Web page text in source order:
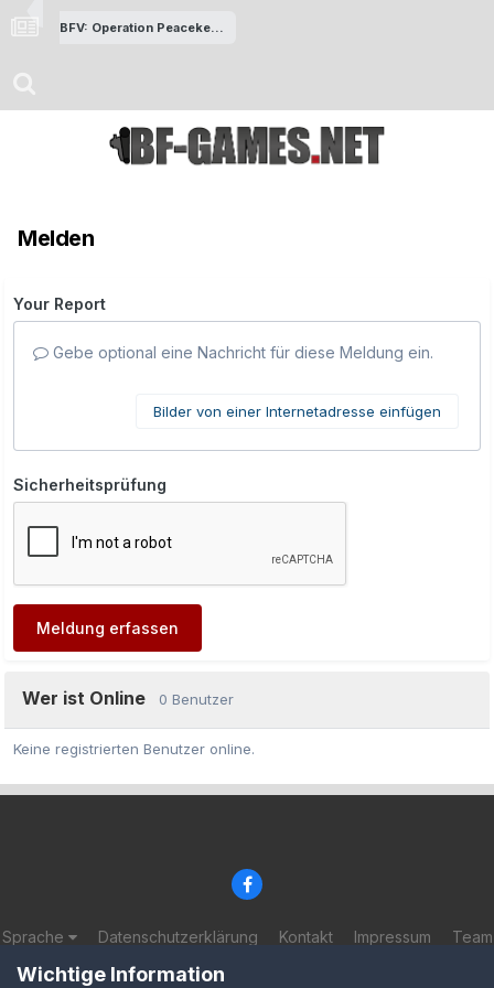
BFV: Operation Peacekeeper
Melden
Your Report
Gebe optional eine Nachricht für diese Meldung ein.
Bilder von einer Internetadresse einfügen
Sicherheitsprüfung
Meldung erfassen
Wer ist Online 0 Benutzer
Keine registrierten Benutzer online.
Sprache Datenschutzerklärung Kontakt Impressum Team
© 2002-2025 BF-Games.net
Powered by Invision Community
Wichtige Information